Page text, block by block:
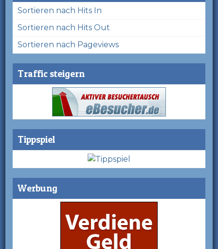
Sortieren nach Hits In
Sortieren nach Hits Out
Sortieren nach Pageviews
Traffic steigern
Tippspiel
Werbung